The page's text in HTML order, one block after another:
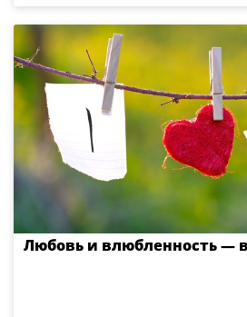
Любовь и влюбленность —